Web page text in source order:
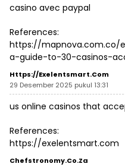
casino avec paypal
References:
https://mapnova.com.co/
a-guide-to-30-casinos-
Https://exelentsmart.com
29 Desember 2025 pukul 13:31
us online casinos that
References:
https://exelentsmart.com
Chefstronomy.co.za